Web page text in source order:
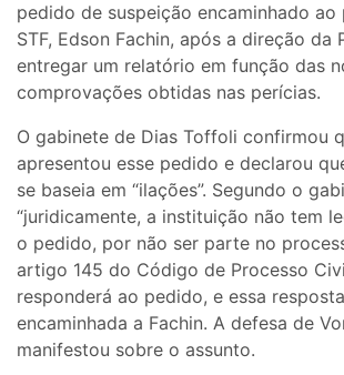
pedido de suspeição encaminhado ao
STF, Edson Fachin, após a direção da
entregar um relatório em função das
comprovações obtidas nas perícias.
O gabinete de Dias Toffoli confirmou
apresentou esse pedido e declarou
se baseia em “ilações”. Segundo o
“juridicamente, a instituição não tem
o pedido, por não ser parte no
artigo 145 do Código de Processo
responderá ao pedido, e essa
encaminhada a Fachin. A defesa de
manifestou sobre o assunto.